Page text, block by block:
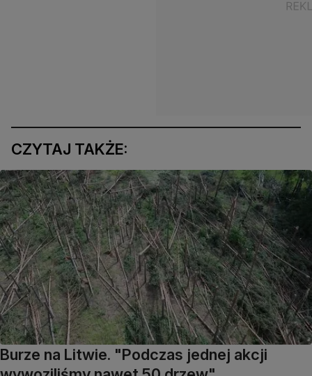
CZYTAJ TAKŻE:
Burze na Litwie. "Podczas jednej akcji